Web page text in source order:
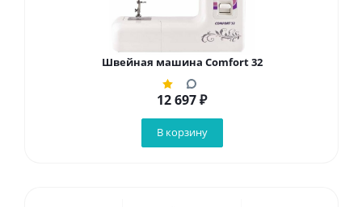
Швейная машина Comfort 32
12 697₽
В корзину